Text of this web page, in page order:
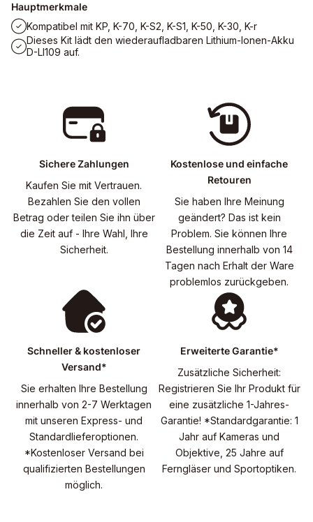
Hauptmerkmale
Kompatibel mit KP, K-70, K-S2, K-S1, K-50, K-30, K-r
Dieses Kit lädt den wiederaufladbaren Lithium-Ionen-Akku
D-LI109 auf.
Sichere Zahlungen
Kaufen Sie mit Vertrauen.
Bezahlen Sie den vollen
Betrag oder teilen Sie ihn über
die Zeit auf - Ihre Wahl, Ihre
Sicherheit.
Kostenlose und einfache
Retouren
Sie haben Ihre Meinung
geändert? Das ist kein
Problem. Sie können Ihre
Bestellung innerhalb von 14
Tagen nach Erhalt der Ware
problemlos zurückgeben.
Schneller & kostenloser
Versand*
Sie erhalten Ihre Bestellung
innerhalb von 2-7 Werktagen
mit unseren Express- und
Standardlieferoptionen.
*Kostenloser Versand bei
qualifizierten Bestellungen
möglich.
Erweiterte Garantie*
Zusätzliche Sicherheit:
Registrieren Sie Ihr Produkt für
eine zusätzliche 1-Jahres-
Garantie! *Standardgarantie: 1
Jahr auf Kameras und
Objektive, 25 Jahre auf
Ferngläser und Sportoptiken.